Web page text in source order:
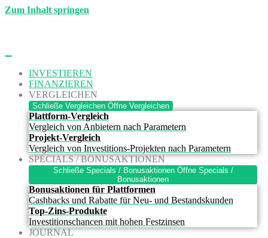
Zum Inhalt springen
INVESTIEREN
FINANZIEREN
VERGLEICHEN
Schließe Vergleichen Öffne Vergleichen
Plattform-Vergleich
Vergleich von Anbietern nach Parametern
Projekt-Vergleich
Vergleich von Investitions-Projekten nach Parametern
SPECIALS / BONUSAKTIONEN
Schließe Specials / Bonusaktionen Öffne Specials /
Bonusaktionen
Bonusaktionen für Plattformen
Cashbacks und Rabatte für Neu- und Bestandskunden
Top-Zins-Produkte
Investitionschancen mit hohen Festzinsen
JOURNAL